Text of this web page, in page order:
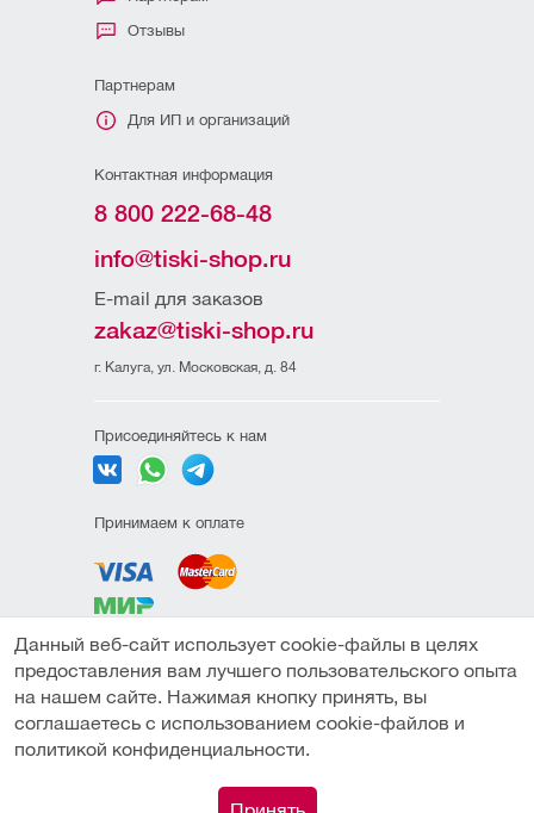
Отзывы
Партнерам
Для ИП и организаций
Контактная информация
8 800 222-68-48
info@tiski-shop.ru
E-mail для заказов
zakaz@tiski-shop.ru
г. Калуга, ул. Московская, д. 84
Присоединяйтесь к нам
Принимаем к оплате
конфиденциальности
соглашение
Публичная оферта
Данный веб-сайт использует cookie-файлы в целях
предоставления вам лучшего пользовательского опыта
на нашем сайте. Нажимая кнопку принять, вы
соглашаетесь с использованием cookie-файлов и
политикой конфиденциальности.